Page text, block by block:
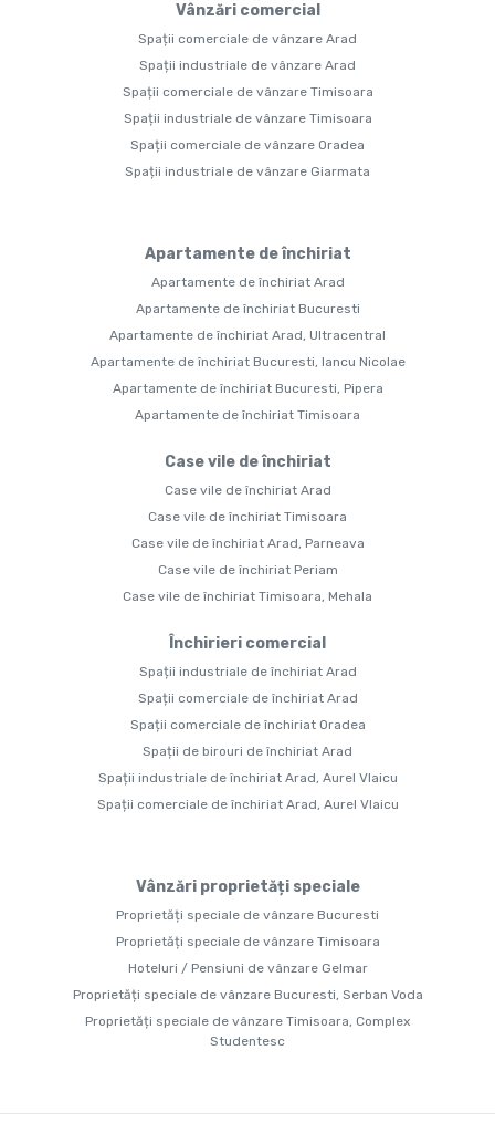
Vânzări comercial
Spații comerciale de vânzare Arad
Spații industriale de vânzare Arad
Spații comerciale de vânzare Timisoara
Spații industriale de vânzare Timisoara
Spații comerciale de vânzare Oradea
Spații industriale de vânzare Giarmata
Apartamente de închiriat
Apartamente de închiriat Arad
Apartamente de închiriat Bucuresti
Apartamente de închiriat Arad, Ultracentral
Apartamente de închiriat Bucuresti, Iancu Nicolae
Apartamente de închiriat Bucuresti, Pipera
Apartamente de închiriat Timisoara
Case vile de închiriat
Case vile de închiriat Arad
Case vile de închiriat Timisoara
Case vile de închiriat Arad, Parneava
Case vile de închiriat Periam
Case vile de închiriat Timisoara, Mehala
Închirieri comercial
Spații industriale de închiriat Arad
Spații comerciale de închiriat Arad
Spații comerciale de închiriat Oradea
Spații de birouri de închiriat Arad
Spații industriale de închiriat Arad, Aurel Vlaicu
Spații comerciale de închiriat Arad, Aurel Vlaicu
Vânzări proprietăți speciale
Proprietăți speciale de vânzare Bucuresti
Proprietăți speciale de vânzare Timisoara
Hoteluri / Pensiuni de vânzare Gelmar
Proprietăți speciale de vânzare Bucuresti, Serban Voda
Proprietăți speciale de vânzare Timisoara, Complex
Studentesc